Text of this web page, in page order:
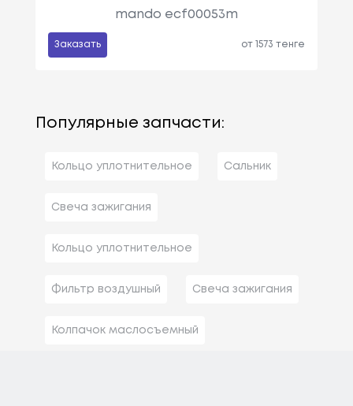
mando ecf00053m
Заказать от 1573 тенге
Популярные запчасти:
Кольцо уплотнительное Сальник
Свеча зажигания
Кольцо уплотнительное
Фильтр воздушный Свеча зажигания
Колпачок маслосъемный